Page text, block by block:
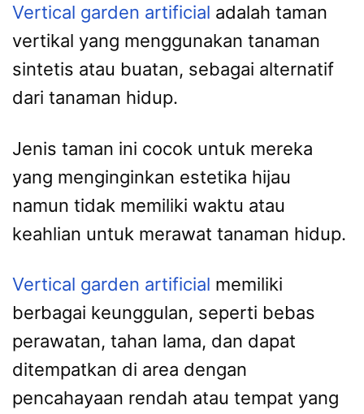
Vertical garden artificial adalah taman
vertikal yang menggunakan tanaman
sintetis atau buatan, sebagai alternatif
dari tanaman hidup.
Jenis taman ini cocok untuk mereka
yang menginginkan estetika hijau
namun tidak memiliki waktu atau
keahlian untuk merawat tanaman hidup.
Vertical garden artificial memiliki
berbagai keunggulan, seperti bebas
perawatan, tahan lama, dan dapat
ditempatkan di area dengan
pencahayaan rendah atau tempat yang